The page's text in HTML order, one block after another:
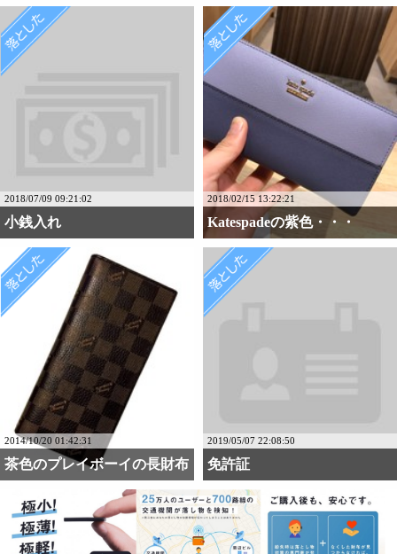
2018/07/09 09:21:02
小銭入れ
2018/02/15 13:22:21
Katespadeの紫色・・・
2014/10/20 01:42:31
茶色のプレイボーイの長財布
2019/05/07 22:08:50
免許証